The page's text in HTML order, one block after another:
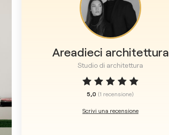
Areadieci architettura
Studio di architettura
5,0 (1 recensione)
Scrivi una recensione